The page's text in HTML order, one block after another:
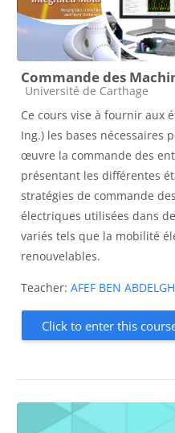
Commande des
Course category
Université de Carthage
Ce cours vise à fournir aux
Ing.) les bases nécessaires
œuvre la commande des
présentant les différentes
stratégies de commande
électriques utilisées dans
variés tels que la mobilité
renouvelables.
Teacher: AFEF BEN
Click to enter this